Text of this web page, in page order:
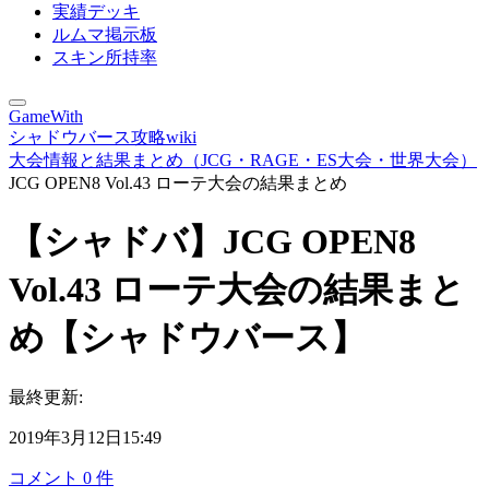
実績デッキ
ルムマ掲示板
スキン所持率
GameWith
シャドウバース攻略wiki
大会情報と結果まとめ（JCG・RAGE・ES大会・世界大会）
JCG OPEN8 Vol.43 ローテ大会の結果まとめ
【シャドバ】JCG OPEN8
Vol.43 ローテ大会の結果まと
め【シャドウバース】
最終更新:
2019年3月12日15:49
コメント 0 件